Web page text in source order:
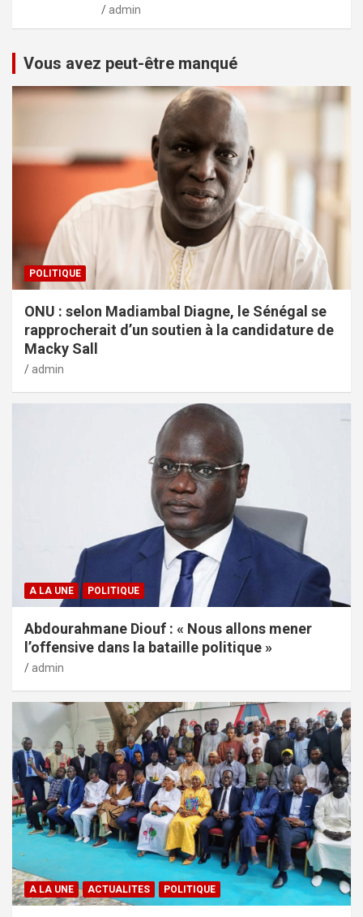
admin
Vous avez peut-être manqué
POLITIQUE
ONU : selon Madiambal Diagne, le Sénégal se
rapprocherait d’un soutien à la candidature de
Macky Sall
admin
A LA UNE POLITIQUE
Abdourahmane Diouf : « Nous allons mener
l’offensive dans la bataille politique »
admin
A LA UNE ACTUALITES POLITIQUE